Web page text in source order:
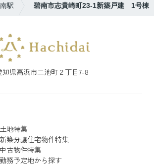
駅 碧南市志貴崎町23-1新築戸建 1号棟
知県高浜市二池町２丁目7-8
地特集
築分譲住宅物件特集
古物件特集
務予定地から探す